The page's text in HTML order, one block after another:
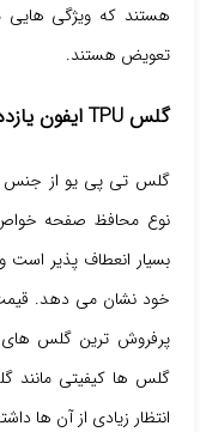
هستند که ویژگی هایی
تعویض هستند.
گلس TPU ایفون یازده پرومکس
گلس تی پی یو از جنس
نوع محافظ صفحه خواص
بسیار انعطاف پذیر
خود نشان می دهد.
پرفروش ترین گلس های
گلس ها کیفیتی مانند
انتظار زیادی از آن ها